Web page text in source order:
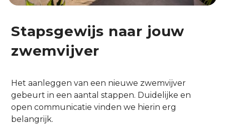
Stapsgewijs naar jouw
zwemvijver
Het aanleggen van een nieuwe zwemvijver
gebeurt in een aantal stappen. Duidelijke en
open communicatie vinden we hierin erg
belangrijk.